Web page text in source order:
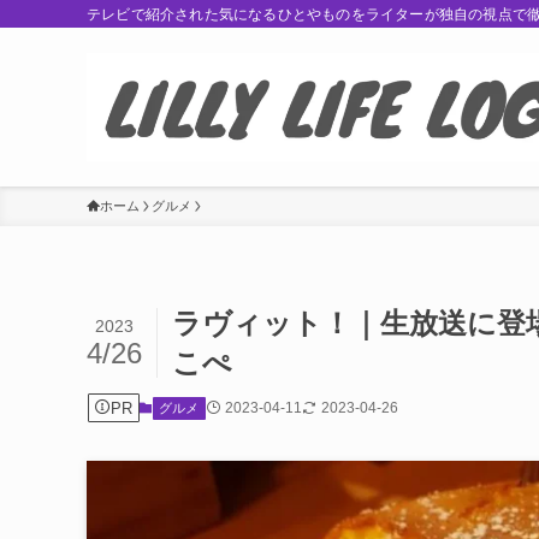
テレビで紹介された気になるひとやものをライターが独自の視点で
ホーム グルメ
ラヴィット！｜生放送に
こぺ
2023
4/26
PR グルメ 2023-04-11 2023-04-26